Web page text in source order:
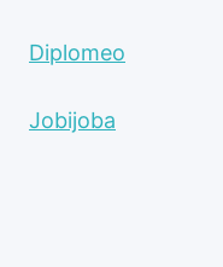
Diplomeo
Jobijoba